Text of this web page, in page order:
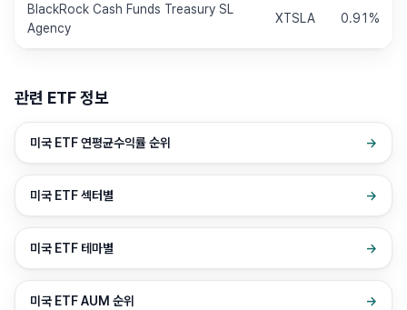
BlackRock Cash Funds Treasury SL
Agency
XTSLA 0.91%
관련 ETF 정보
미국 ETF 연평균수익률 순위 →
미국 ETF 섹터별 →
미국 ETF 테마별 →
미국 ETF AUM 순위 →